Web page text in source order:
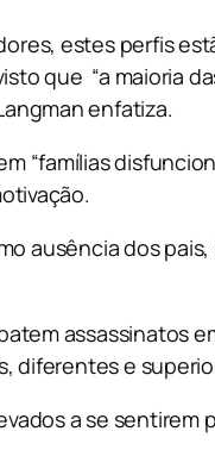
estes perfis
que “a maioria
enfatiza.
“famílias
ausência dos
assassinatos
diferentes e
a se